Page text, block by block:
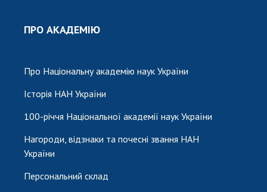
ПРО АКАДЕМІЮ
Про Національну академію наук України
Історія НАН України
100-річчя Національної академії наук України
Нагороди, відзнаки та почесні звання НАН
України
Персональний склад